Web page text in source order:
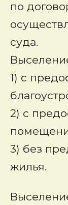
по
суда.
1) с
2) с
3) без
жилья.